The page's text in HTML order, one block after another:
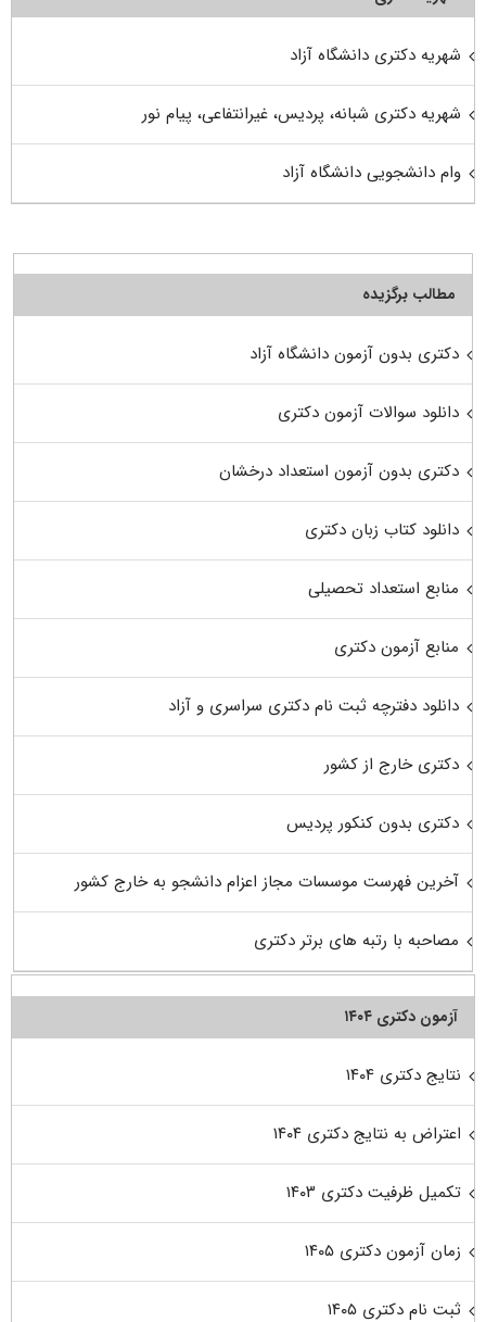
شهریه دکتری دانشگاه آزاد
شهریه دکتری شبانه، پردیس، غیرانتفاعی، پیام نور
وام دانشجویی دانشگاه آزاد
مطالب برگزیده
دکتری بدون آزمون دانشگاه آزاد
دانلود سوالات آزمون دکتری
دکتری بدون آزمون استعداد درخشان
دانلود کتاب زبان دکتری
منابع استعداد تحصیلی
منابع آزمون دکتری
دانلود دفترچه ثبت نام دکتری سراسری و آزاد
دکتری خارج از کشور
دکتری بدون کنکور پردیس
آخرین فهرست موسسات مجاز اعزام دانشجو به خارج کشور
مصاحبه با رتبه های برتر دکتری
آزمون دکتری ۱۴۰۴
نتایج دکتری ۱۴۰۴
اعتراض به نتایج دکتری ۱۴۰۴
تکمیل ظرفیت دکتری ۱۴۰۳
زمان آزمون دکتری ۱۴۰۵
ثبت نام دکتری ۱۴۰۵